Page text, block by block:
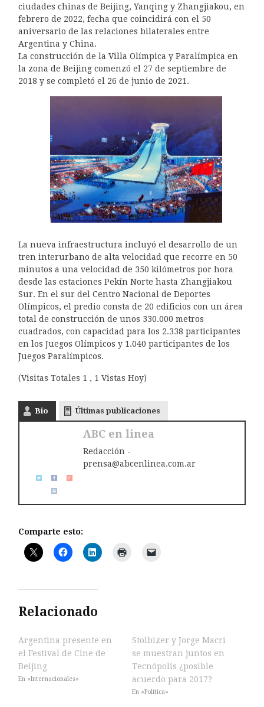
ciudades chinas de Beijing, Yanqing y Zhangjiakou, en
febrero de 2022, fecha que coincidirá con el 50
aniversario de las relaciones bilaterales entre
Argentina y China.
La construcción de la Villa Olímpica y Paralímpica en
la zona de Beijing comenzó el 27 de septiembre de
2018 y se completó el 26 de junio de 2021.
La nueva infraestructura incluyó el desarrollo de un
tren interurbano de alta velocidad que recorre en 50
minutos a una velocidad de 350 kilómetros por hora
desde las estaciones Pekín Norte hasta Zhangjiakou
Sur. En el sur del Centro Nacional de Deportes
Olímpicos, el predio consta de 20 edificios con un área
total de construcción de unos 330.000 metros
cuadrados, con capacidad para los 2.338 participantes
en los Juegos Olímpicos y 1.040 participantes de los
Juegos Paralímpicos.
(Visitas Totales 1 , 1 Vistas Hoy)
Bio Últimas publicaciones
ABC en linea
Redacción -
prensa@abcenlinea.com.ar
Comparte esto:
Relacionado
Argentina presente en
el Festival de Cine de
Beijing
En «Internacionales»
Stolbizer y Jorge Macri
se muestran juntos en
Tecnópolis ¿posible
acuerdo para 2017?
En «Política»